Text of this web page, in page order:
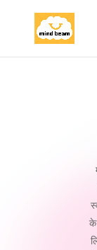
के